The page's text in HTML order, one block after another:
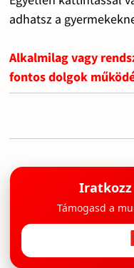
adhatsz a
Alkalmilag vagy
fontos dolgok
Támogasd a